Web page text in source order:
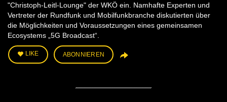
"Christoph-Leitl-Lounge" der WKÖ ein. Namhafte Experten und
Vertreter der Rundfunk und Mobilfunkbranche diskutierten über
die Möglichkeiten und Voraussetzungen eines gemeinsamen
Ecosystems „5G Broadcast“.
LIKE ABONNIEREN